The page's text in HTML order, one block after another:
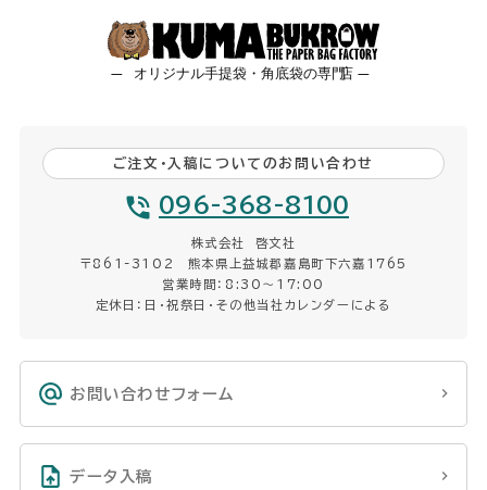
ご注文・入稿についてのお問い合わせ
096-368-8100
株式会社 啓文社
〒861-3102 熊本県上益城郡嘉島町下六嘉1765
営業時間：8:30〜17:00
定休日：日・祝祭日・その他当社カレンダーによる
お問い合わせフォーム
データ入稿